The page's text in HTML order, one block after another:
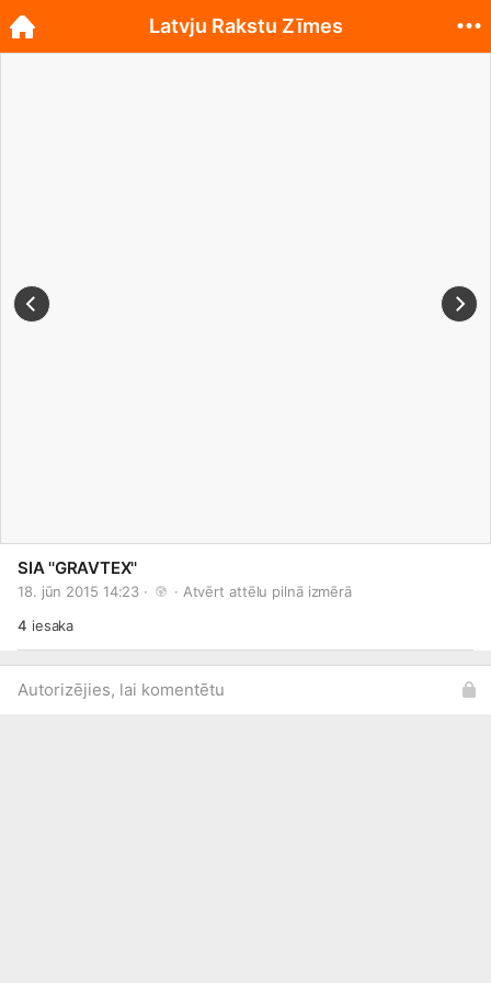
SIA ''GRAVTEX''
18. jūn 2015 14:23 · · Atvērt attēlu pilnā izmērā
4 iesaka
Autorizējies, lai komentētu
Latvju Rakstu Zīmes